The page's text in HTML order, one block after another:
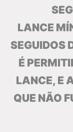
LANCE
SEGUIDOS
É
LANCE, E
QUE NÃO